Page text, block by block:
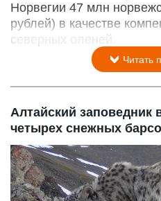
Норвегии 47 млн
рублей) в качестве
северных оленей.
Читать
Алтайский заповедник
четырех снежных